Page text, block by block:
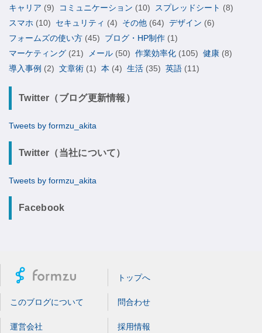
キャリア (9) コミュニケーション (10) スプレッドシート (8)
スマホ (10) セキュリティ (4) その他 (64) デザイン (6)
フォームズの使い方 (45) ブログ・HP制作 (1)
マーケティング (21) メール (50) 作業効率化 (105) 健康 (8)
導入事例 (2) 文章術 (1) 本 (4) 生活 (35) 英語 (11)
Twitter（ブログ更新情報）
Tweets by formzu_akita
Twitter（当社について）
Tweets by formzu_akita
Facebook
トップへ
このブログについて 問合わせ
運営会社 採用情報